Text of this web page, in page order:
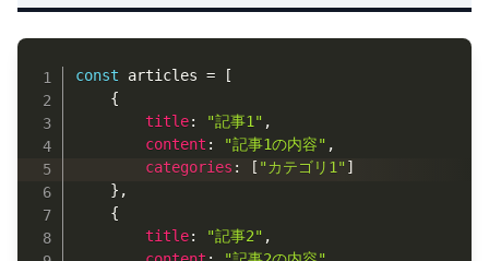
const articles =
[
{
title: "記事1" ,
content : "記事1の内容" ,
categories : [ "カテゴリ1" ]
} ,
{
title: "記事2" ,